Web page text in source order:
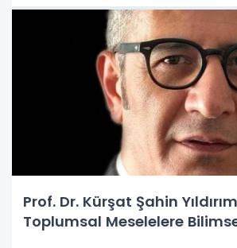
Prof. Dr. Kürşat Şahin
Toplumsal Meselelere